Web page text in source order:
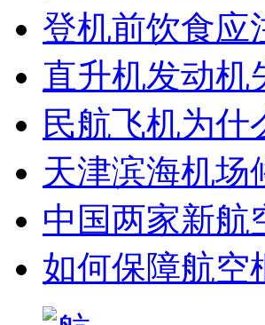
登机前饮食应
直升机发动机
民航飞机为什
天津滨海机场
中国两家新航
如何保障航空